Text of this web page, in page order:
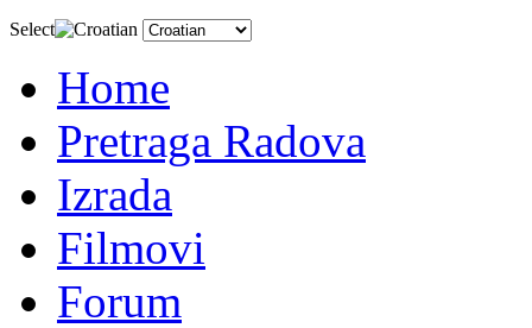
Select
Home
Pretraga Radova
Izrada
Filmovi
Forum